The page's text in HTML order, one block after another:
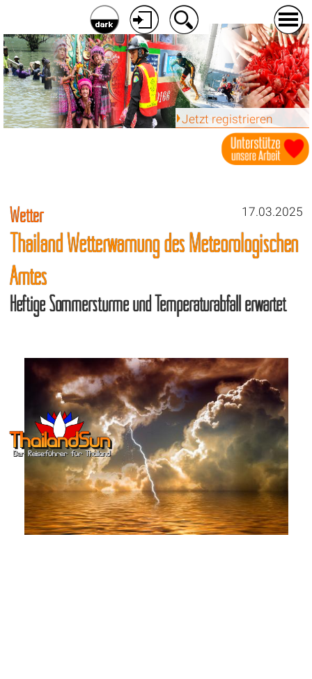
Jetzt registrieren
17.03.2025
Wetter
Thailand Wetterwarnung des Meteorologischen
Amtes
Heftige Sommerstürme und Temperaturabfall erwartet